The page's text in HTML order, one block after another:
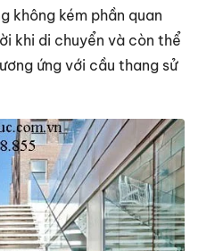
không kém phần quan
khi di chuyển và còn thể
ứng với cầu thang sử